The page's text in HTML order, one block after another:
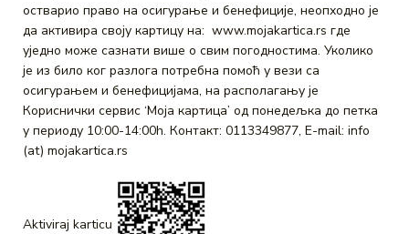
остварио право на осигурање и бенефиције, неопходно је
да активира своју картицу на: www.mojakartica.rs где
уједно може сазнати више о свим погодностима. Уколико
је из било ког разлога потребна помоћ у вези са
осигурањем и бенефицијама, на располагању је
Кориснички сервис ‘Moја картица’ од понедељка до петка
у периоду 10:00-14:00h. Контакт: 0113349877, E-mail: info
(at) mojakartica.rs
Aktiviraj karticu